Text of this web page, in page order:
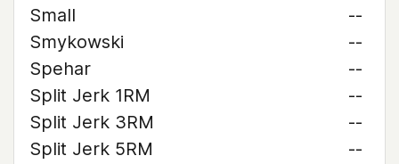
Small
--
Smykowski
--
Spehar
--
Split Jerk 1RM
--
Split Jerk 3RM
--
Split Jerk 5RM
--